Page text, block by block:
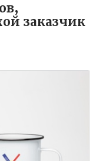
заказчик